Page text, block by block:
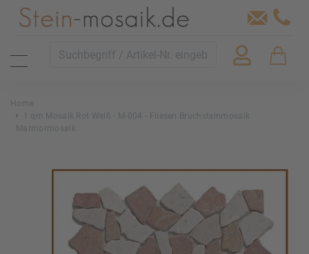
Home
1 qm Mosaik Rot Weiß - M-004 - Fliesen Bruchsteinmosaik
Marmormosaik